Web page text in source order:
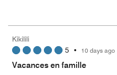
5
1
out
Kikilili
5 • 10 days ago
Vacances en famille